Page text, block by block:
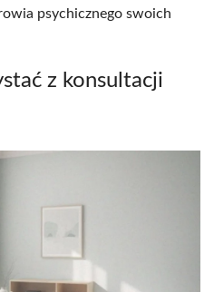
psychicznego swoich
z konsultacji